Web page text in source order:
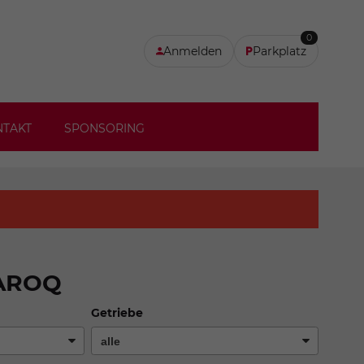
Anmelden Parkplatz
0
SPONSORING
Getriebe